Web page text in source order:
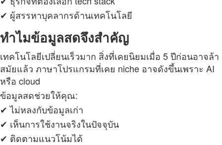
✔ ผู้สรรหาบุคลากรด้านเทคโนโลยี
ทำไมข้อมูลสดจึงสำคัญ
เทคโนโลยีเปลี่ยนเร็วมาก สิ่งที่เคยนิยมเมื่อ 5 ปีก่อนอาจล้า
สมัยแล้ว ภาษาโปรแกรมที่เคย niche อาจดังขึ้นเพราะ AI
หรือ cloud
ข้อมูลสดช่วยให้คุณ:
✔ ไม่หลงกับข้อมูลเก่า
✔ เห็นการใช้งานจริงในปัจจุบัน
✔ ติดตามแนวโน้มได้